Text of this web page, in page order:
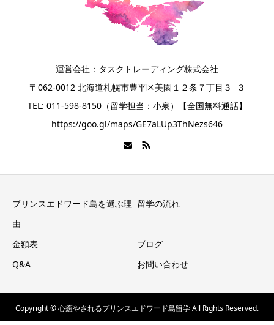
運営会社：タスクトレーディング株式会社
〒062-0012 北海道札幌市豊平区美園１２条７丁目３−３
TEL: 011-598-8150（留学担当：小泉）【全国無料通話】
https://goo.gl/maps/GE7aLUp3ThNezs646
プリンスエドワード島を選ぶ理
由
留学の流れ
金額表
ブログ
Q&A
お問い合わせ
Copyright © 心癒やされるプリンスエドワード島留学 All Rights Reserved.
電話番号 メール